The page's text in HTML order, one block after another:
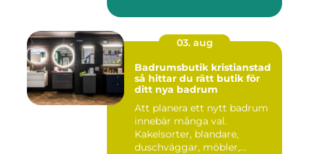
03. aug
Badrumsbutik kristianstad
så hittar du rätt butik för
ditt nya badrum
Att planera ett nytt badrum
innebär många val.
Kakelsorter, blandare,
duschväggar, möbler,